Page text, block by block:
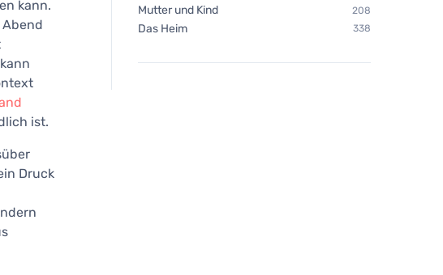
kann.
ist.
Druck
Mutter und Kind 208
Das Heim 338